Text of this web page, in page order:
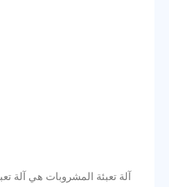
آلة تعبئة المشروبات هي آلة